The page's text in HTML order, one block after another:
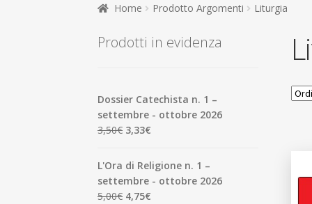
Home Prodotto Argomenti Liturgia
Prodotti in evidenza
Dossier Catechista n. 1 –
settembre - ottobre 2026
3,50€ Il
originale
era:
3,50€.
3,33€
attuale
è:
L'Ora di Religione n. 1 –
settembre - ottobre 2026
5,00€ Il
4,75€